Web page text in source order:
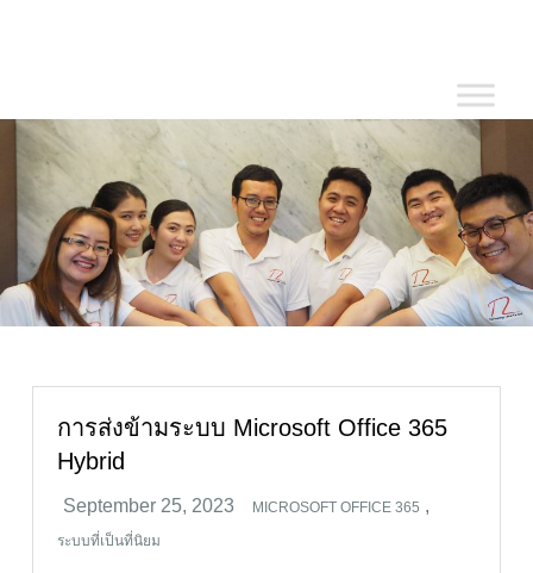
การส่งข้ามระบบ Microsoft Office 365
Hybrid
MICROSOFT OFFICE 365 ,
ระบบที่เป็นที่นิยม